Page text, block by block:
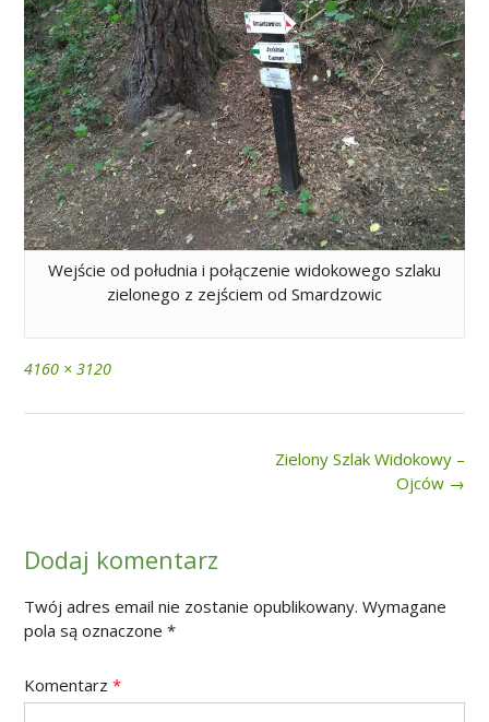
Wejście od południa i połączenie widokowego szlaku
zielonego z zejściem od Smardzowic
Full
4160 × 3120
Zielony Szlak Widokowy –
Ojców →
Dodaj komentarz
Twój adres email nie zostanie opublikowany. Wymagane
pola są oznaczone *
Komentarz *